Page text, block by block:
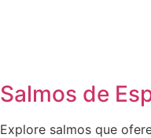
Salmos de
Explore salmos que